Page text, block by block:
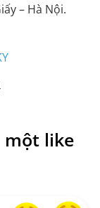
– Hà Nội.
một like